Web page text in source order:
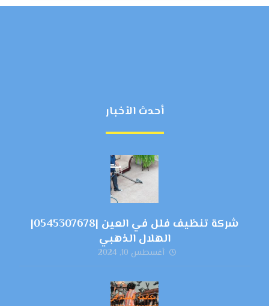
أحدث الأخبار
شركة تنظيف فلل في العين |0545307678|
الهلال الذهبي
أغسطس 10, 2024